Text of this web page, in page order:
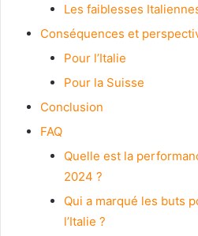
Les faiblesses
Conséquences et
Pour l’Italie
Pour la Suisse
Conclusion
FAQ
Quelle est la
2024 ?
Qui a marqué les buts
l’Italie ?